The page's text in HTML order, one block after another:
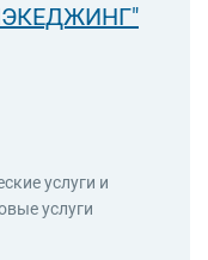
услуги и
услуги